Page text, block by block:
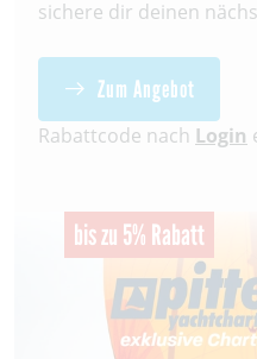
sichere dir deinen
Zum Angebot
Rabattcode nach Login
bis zu 5% Rabatt